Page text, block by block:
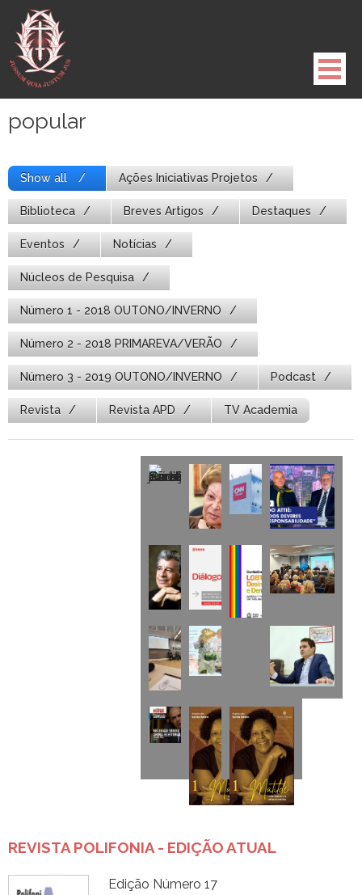
para
conteúdo
popular
Show all Ações Iniciativas Projetos
Biblioteca Breves Artigos Destaques
Eventos Notícias
Núcleos de Pesquisa
Número 1 - 2018 OUTONO/INVERNO
Número 2 - 2018 PRIMAREVA/VERÃO
Número 3 - 2019 OUTONO/INVERNO Podcast
Revista Revista APD TV Academia
REVISTA POLIFONIA - EDIÇÃO ATUAL
Edição Número 17